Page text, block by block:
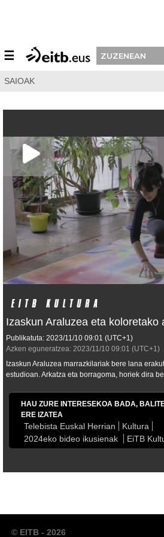
☰ ZUZENEAN
SAIOAK
Izaskun Araluzea eta koloretako
Publikatuta: 2023/11/10 09:01 (UTC+1)
Azken eguneratzea: 2023/11/10 09:01 (UTC+1)
Izaskun Araluzea marrazkilariak bere lana
estudioan. Arkatza eta borragoma, horiek dira
HAU ZURE INTERESEKOA BADA,
ERE IZATEA
Telebista Euskal Herrian
Kultura
2024eko bideo ikusienak
EiTB
© EITB - 2026